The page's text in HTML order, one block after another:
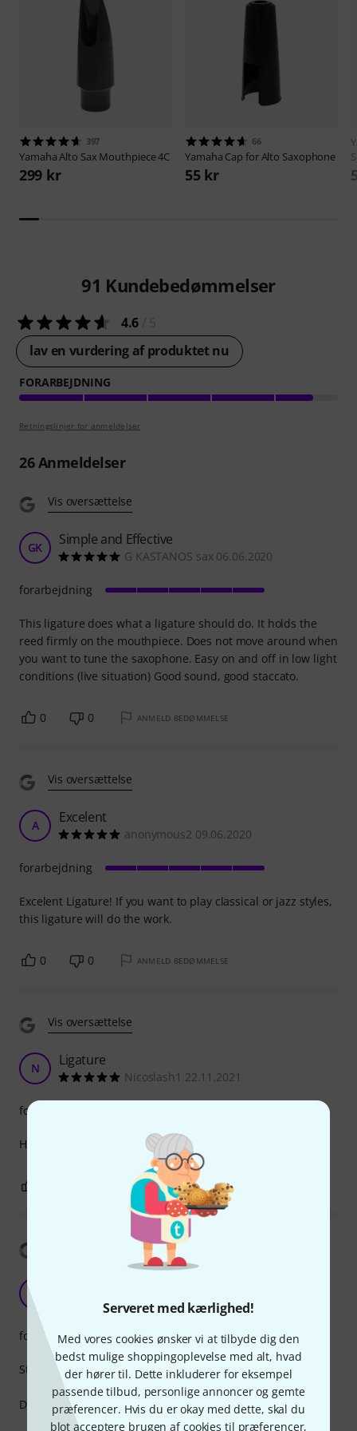
Serveret med kærlighed!
Med vores cookies ønsker vi at tilbyde dig den
bedst mulige shoppingoplevelse med alt, hvad
der hører til. Dette inkluderer for eksempel
passende tilbud, personlige annoncer og gemte
præferencer. Hvis du er okay med dette, skal du
blot acceptere brugen af cookies til præferencer,
397
YamahaAlto Sax Mouthpiece 4C
299 kr
66
Yamaha Cap for Alto Saxophone
55 kr
91 Kundebedømmelser
4.6
lav en vurdering af produktet nu
FORARBEJDNING
Retningslinjer for anmeldelser
26Anmeldelser
Vis oversættelse
GK Simple and Effective
G KASTANOS sax 06.06.2020
This ligature does what a ligature should do. It holds the
reed firmly on the mouthpiece. Does not move around when
you want to tune the saxophone. Easy on and off in low light
conditions (live situation) Good sound, good staccato.
forarbejdning
0 0 ANMELD BEDØMMELSE
Vis oversættelse
A Excelent
anonymous2 09.06.2020
Excelent Ligature! If you want to play classical or jazz styles,
this ligature will do the work.
forarbejdning
0 0 ANMELD BEDØMMELSE
Vis oversættelse
N Ligature
Nicoslash1 22.11.2021
Houd riet perfect op plaats
forarbejdning
ANMELD BEDØMMELSE
jm3035 14.04.2020
Standard Yamaha ligature.
Does the job for beginners and is cheap enough.
forarbejdning